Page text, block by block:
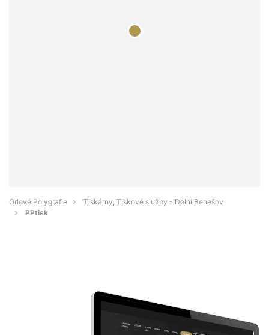
Orlové Polygrafie
Tiskárny, Tiskové služby - Dolní Benešov
PPtisk